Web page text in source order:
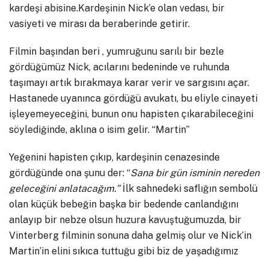
kardeşi abisine.Kardeşinin Nick’e olan vedası, bir
vasiyeti ve mirası da beraberinde getirir.
Filmin başından beri , yumruğunu sarılı bir bezle
gördüğümüz Nick, acılarını bedeninde ve ruhunda
taşımayı artık bırakmaya karar verir ve sargısını açar.
Hastanede uyanınca gördüğü avukatı, bu eliyle cinayeti
işleyemeyeceğini, bunun onu hapisten çıkarabileceğini
söylediğinde, aklına o isim gelir. “Martin”
Yeğenini hapisten çıkıp, kardeşinin cenazesinde
gördüğünde ona şunu der: “Sana bir gün isminin nereden
geleceğini anlatacağım.”İlk sahnedeki saflığın sembolü
olan küçük bebeğin başka bir bedende canlandığını
anlayıp bir nebze olsun huzura kavuştuğumuzda, bir
Vinterberg filminin sonuna daha gelmiş olur ve Nick’in
Martin’in elini sıkıca tuttuğu gibi biz de yaşadığımız